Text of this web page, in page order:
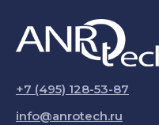
+7 (495) 128-53-87
info@anrotech.ru